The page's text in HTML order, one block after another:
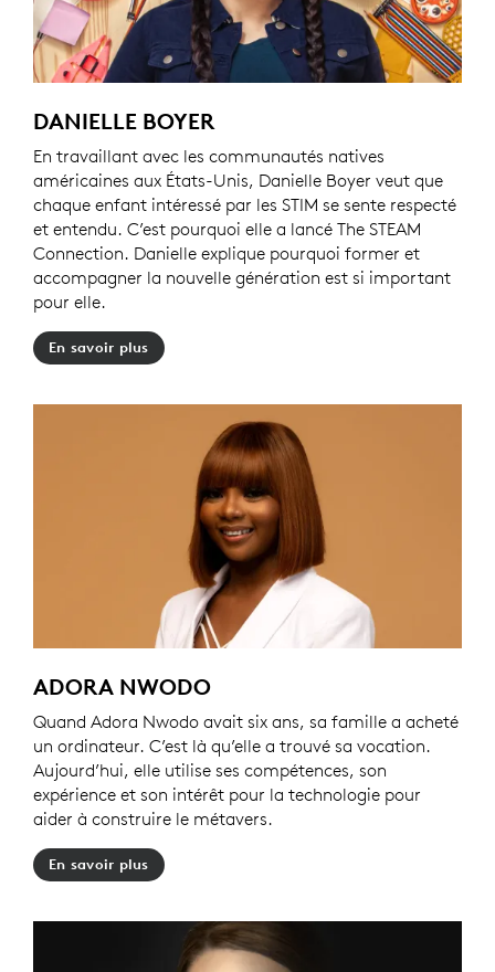
DANIELLE BOYER
En travaillant avec les communautés natives
américaines aux États-Unis, Danielle Boyer veut que
chaque enfant intéressé par les STIM se sente respecté
et entendu. C’est pourquoi elle a lancé The STEAM
Connection. Danielle explique pourquoi former et
accompagner la nouvelle génération est si important
pour elle.
En savoir plus
ADORA NWODO
Quand Adora Nwodo avait six ans, sa famille a acheté
un ordinateur. C’est là qu’elle a trouvé sa vocation.
Aujourd’hui, elle utilise ses compétences, son
expérience et son intérêt pour la technologie pour
aider à construire le métavers.
En savoir plus